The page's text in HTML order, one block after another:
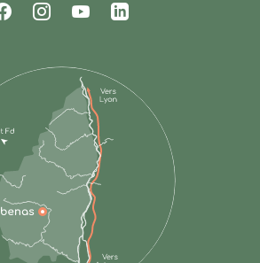
Suivez-nous sur Facebook
Suivez-nous sur Instagram
Suivez-nous sur
Suivez-nous sur